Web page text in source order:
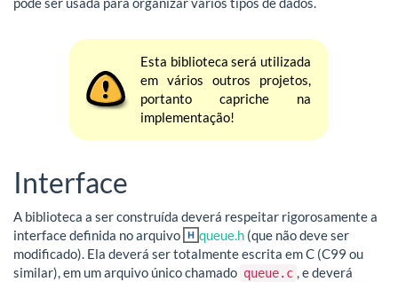
Esta biblioteca será utilizada
em vários outros projetos,
portanto capriche na
implementação!
Interface
A biblioteca a ser construída deverá respeitar rigorosamente a
interface definida no arquivo
queue.h (que não deve ser
modificado). Ela deverá ser totalmente escrita em C (C99 ou
similar), em um arquivo único chamado queue.c , e deverá